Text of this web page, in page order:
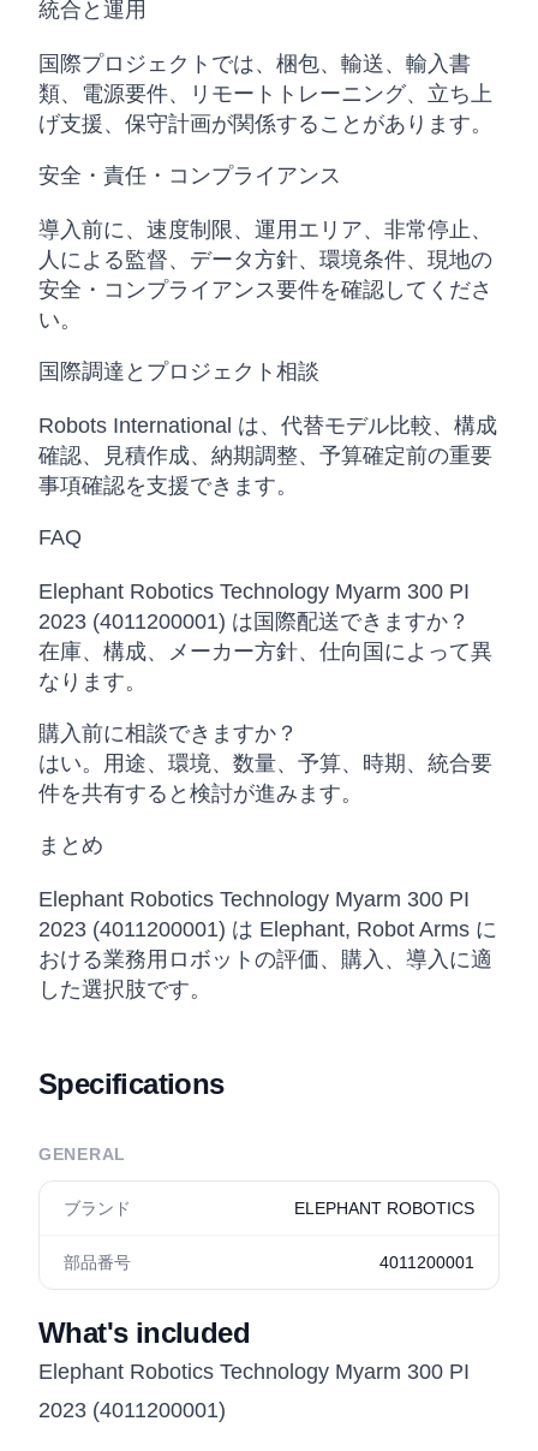
統合と運用
国際プロジェクトでは、梱包、輸送、輸入書
類、電源要件、リモートトレーニング、立ち上
げ支援、保守計画が関係することがあります。
安全・責任・コンプライアンス
導入前に、速度制限、運用エリア、非常停止、
人による監督、データ方針、環境条件、現地の
安全・コンプライアンス要件を確認してくださ
い。
国際調達とプロジェクト相談
Robots International は、代替モデル比較、構成
確認、見積作成、納期調整、予算確定前の重要
事項確認を支援できます。
FAQ
Elephant Robotics Technology Myarm 300 PI
2023 (4011200001) は国際配送できますか？
在庫、構成、メーカー方針、仕向国によって異
なります。
購入前に相談できますか？
はい。用途、環境、数量、予算、時期、統合要
件を共有すると検討が進みます。
まとめ
Elephant Robotics Technology Myarm 300 PI
2023 (4011200001) は Elephant, Robot Arms に
おける業務用ロボットの評価、購入、導入に適
した選択肢です。
Specifications
GENERAL
ブランド ELEPHANT ROBOTICS
部品番号 4011200001
What's included
Elephant Robotics Technology Myarm 300 PI
2023 (4011200001)